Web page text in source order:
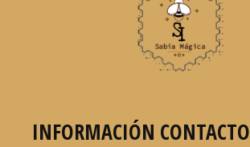
INFORMACIÓN CONTACTO